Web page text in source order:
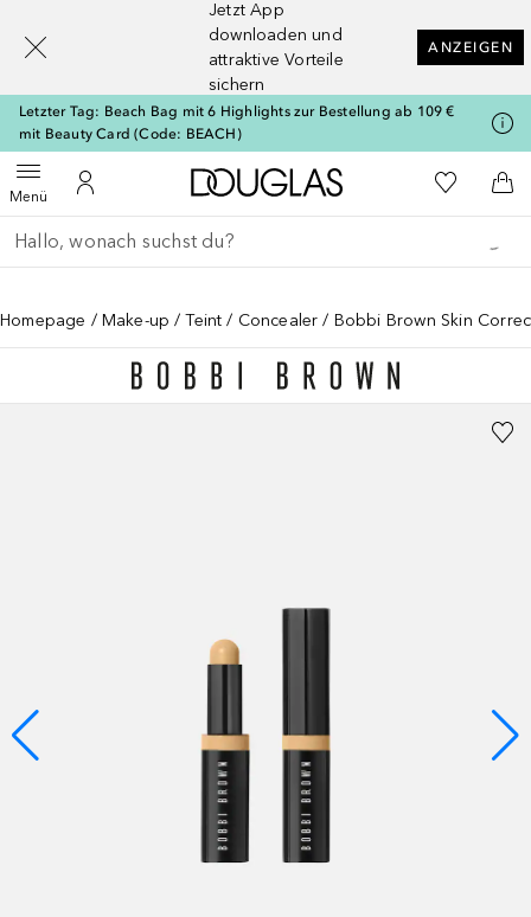
Jetzt App
downloaden und
attraktive Vorteile
sichern
ANZEIGEN
Letzter Tag: Beach Bag mit 6 Highlights zur Bestellung ab 109 €
mit Beauty Card (Code: BEACH)
MenüMenü öffnenZu Meinem Kundenkonto
Zur Douglas Startseite
Zu Meiner
Gehe zurück
Suche ausführen
Homepage Make-up Teint Concealer Bobbi Brown Skin
[navigation.slideout.screenreader]